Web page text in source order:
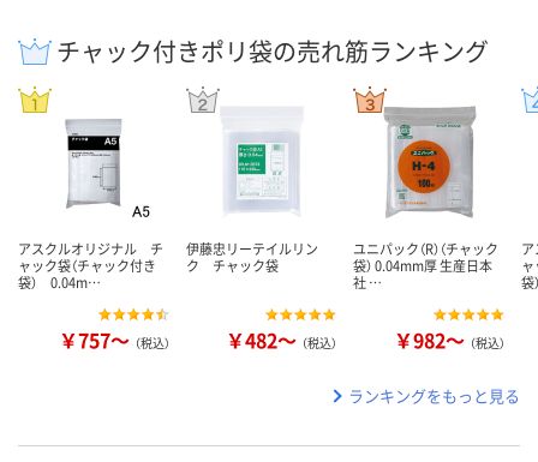
チャック付きポリ袋の売れ筋ランキング
アスクルオリジナル チ
ャック袋（チャック付き
袋） 0.04m…
￥757～ （税込）
伊藤忠リーテイルリン
ク チャック袋
￥482～ （税込）
ユニパック（R）（チャック
袋） 0.04mm厚 生産日本
社 …
￥982～ （税込）
ャ
ランキングをもっと見る